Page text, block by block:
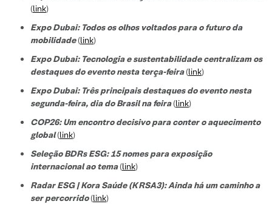
(link)
Expo Dubai: Todos os olhos voltados para o futuro da
mobilidade(link)
Expo Dubai: Tecnologia e sustentabilidade centralizam os
destaques do evento nesta terça-feira(link)
Expo Dubai: Três principais destaques do evento nesta
segunda-feira, dia do Brasil na feira(link)
COP26: Um encontro decisivo para conter o aquecimento
global(link)
Seleção BDRs ESG​: 15 nomes para exposição
internacional ao tema(link)
Radar ESG | Kora Saúde (KRSA3): Ainda há um caminho a
ser percorrido(link)